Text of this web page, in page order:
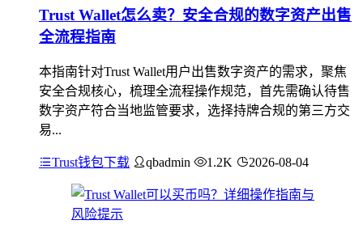
Trust Wallet怎么卖？安全合规的数字资产出售
全流程指南
本指南针对Trust Wallet用户出售数字资产的需求，聚焦
安全合规核心，梳理全流程操作规范，首先需确认待售
数字资产符合当地监管要求，选择持牌合规的第三方交
易...
Trust钱包下载 qbadmin 1.2K 2026-08-04